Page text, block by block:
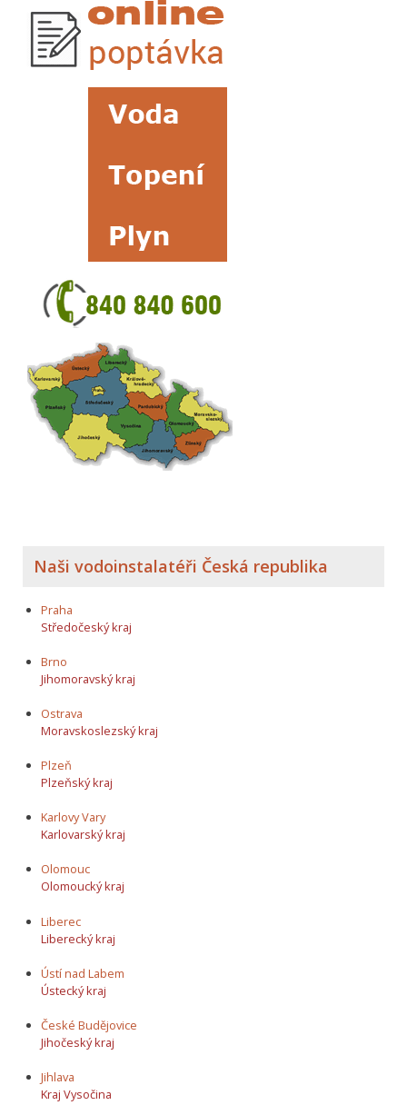
Naši vodoinstalatéři Česká republika
Praha
Středočeský kraj
Brno
Jihomoravský kraj
Ostrava
Moravskoslezský kraj
Plzeň
Plzeňský kraj
Karlovy Vary
Karlovarský kraj
Olomouc
Olomoucký kraj
Liberec
Liberecký kraj
Ústí nad Labem
Ústecký kraj
České Budějovice
Jihočeský kraj
Jihlava
Kraj Vysočina